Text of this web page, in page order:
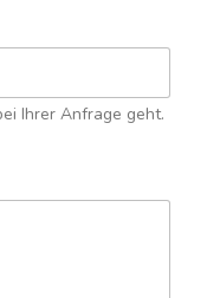
Ihrer Anfrage geht.